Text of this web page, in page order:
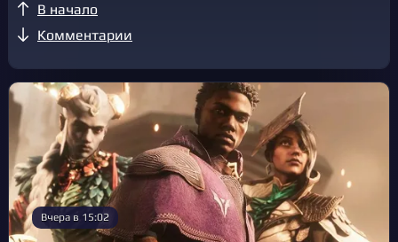
В начало
Комментарии
Вчера в 15:02